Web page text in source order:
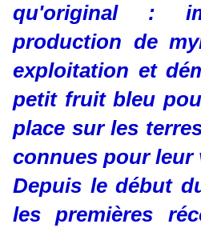
qu'original :
production de
exploitation et
petit fruit bleu
place sur les
connues pour leur
Depuis le début
les premières